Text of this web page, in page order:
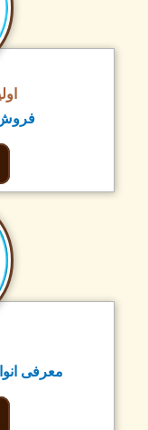
اولین
فروش
معرفی انواع